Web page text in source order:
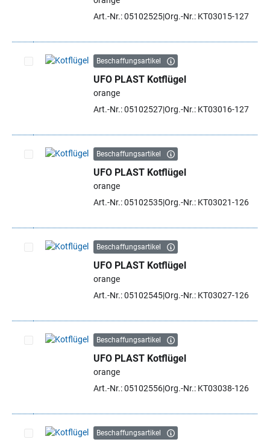
Art.-Nr.: 05102525Org.-Nr.: KT03015-127
Artikel auswählen
Beschaffungsartikel
UFO PLAST Kotflügel
orange
Art.-Nr.: 05102527Org.-Nr.: KT03016-127
Artikel auswählen
Beschaffungsartikel
UFO PLAST Kotflügel
orange
Art.-Nr.: 05102535Org.-Nr.: KT03021-126
Artikel auswählen
Beschaffungsartikel
UFO PLAST Kotflügel
orange
Art.-Nr.: 05102545Org.-Nr.: KT03027-126
Artikel auswählen
Beschaffungsartikel
UFO PLAST Kotflügel
orange
Art.-Nr.: 05102556Org.-Nr.: KT03038-126
Beschaffungsartikel